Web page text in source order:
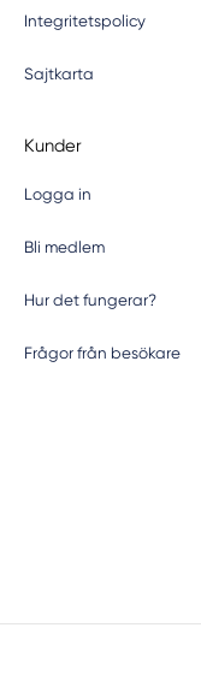
Integritetspolicy
Sajtkarta
Kunder
Logga in
Bli medlem
Hur det fungerar?
Frågor från besökare